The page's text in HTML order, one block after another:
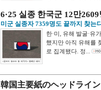
6·25 실종 한국군 12만2609
미군 실종자 7359명도 끝까지 찾는
한·미, 유해 발굴·유
했지만 아직 유해를
로 집계됐다. 정...
韓国主要紙のヘッドライ